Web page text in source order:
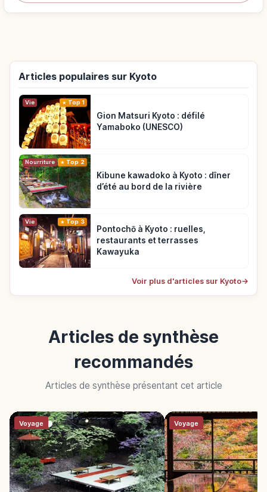
Articles populaires sur Kyoto
Vie Top 1
Gion Matsuri Kyoto : défilé
Yamaboko (UNESCO)
Nourriture Top 2
Kibune kawadoko à Kyoto : dîner
d’été au bord de la rivière
Vie Top 3
Pontochō à Kyoto : ruelles,
restaurants et terrasses
Kawayuka
Voir plus d'articles sur Kyoto→
Articles de synthèse
recommandés
Articles de synthèse présentant cet article
Voyage Voyage